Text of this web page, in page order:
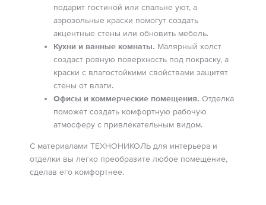
подарит гостиной или спальне уют, а
аэрозольные краски помогут создать
акцентные стены или обновить мебель.
Кухни и ванные комнаты. Малярный холст
создаст ровную поверхность под покраску, а
краски с влагостойкими свойствами защитят
стены от влаги.
Офисы и коммерческие помещения. Отделка
поможет создать комфортную рабочую
атмосферу с привлекательным видом.
С материалами ТЕХНОНИКОЛЬ для интерьера и
отделки вы легко преобразите любое помещение,
сделав его комфортнее.